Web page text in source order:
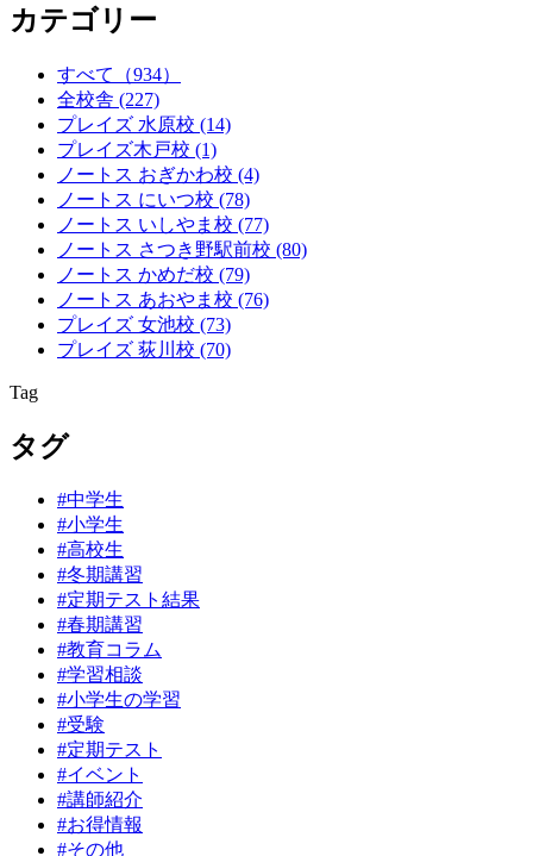
カテゴリー
すべて
（934）
全校舎 (227)
プレイズ 水原校 (14)
プレイズ木戸校 (1)
ノートス おぎかわ校 (4)
ノートス にいつ校 (78)
ノートス いしやま校 (77)
ノートス さつき野駅前校 (80)
ノートス かめだ校 (79)
ノートス あおやま校 (76)
プレイズ 女池校 (73)
プレイズ 荻川校 (70)
Tag
タグ
#中学生
#小学生
#高校生
#冬期講習
#定期テスト結果
#春期講習
#教育コラム
#学習相談
#小学生の学習
#受験
#定期テスト
#イベント
#講師紹介
#お得情報
#その他